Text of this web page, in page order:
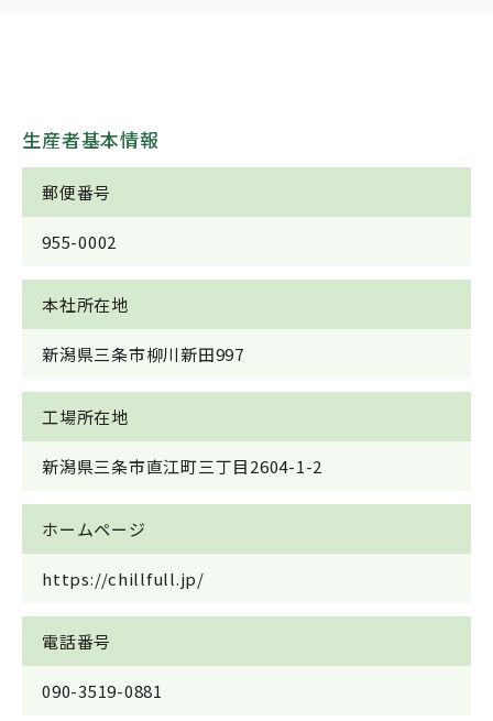
生産者基本情報
郵便番号
955-0002
本社所在地
新潟県三条市柳川新田997
工場所在地
新潟県三条市直江町三丁目2604-1-2
ホームページ
https://chillfull.jp/
電話番号
090-3519-0881